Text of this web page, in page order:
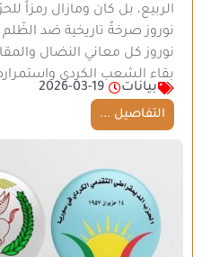
الربيع، بل كان ومازال رمزاً
نوروز صرخةٌ تاريخية ضد الظّلم
نوروز كل معاني النضال
بقاء الشعب الكردي
بيانات
2026-03-19
التفاصيل ...